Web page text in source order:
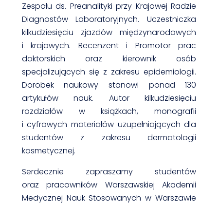
Zespołu ds. Preanalityki przy Krajowej Radzie
Diagnostów Laboratoryjnych. Uczestniczka
kilkudziesięciu zjazdów międzynarodowych
i krajowych. Recenzent i Promotor prac
doktorskich oraz kierownik osób
specjalizujących się z zakresu epidemiologii.
Dorobek naukowy stanowi ponad 130
artykułów nauk. Autor kilkudziesięciu
rozdziałów w książkach, monografii
i cyfrowych materiałów uzupełniających dla
studentów z zakresu dermatologii
kosmetycznej.
Serdecznie zapraszamy studentów
oraz pracowników Warszawskiej Akademii
Medycznej Nauk Stosowanych w Warszawie